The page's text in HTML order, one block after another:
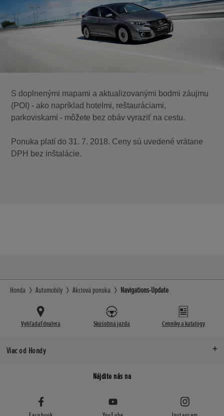
S doplnenými mapami a aktualizovanými bodmi záujmu
(POI) - ako napríklad hotelmi, reštauráciami,
parkoviskami - môžete bez obáv vyraziť na cestu.
Ponuka platí do 31. 7. 2018. Ceny sú uvedené vrátane
DPH bez inštalácie.
Honda Automobily Akciová ponuka Navigations-Update
Vyhľadať dealera Skúšobná jazda Cenníky a katalógy
Viac od Hondy
Nájdite nás na